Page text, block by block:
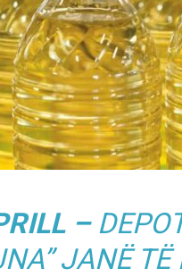
–
JANË